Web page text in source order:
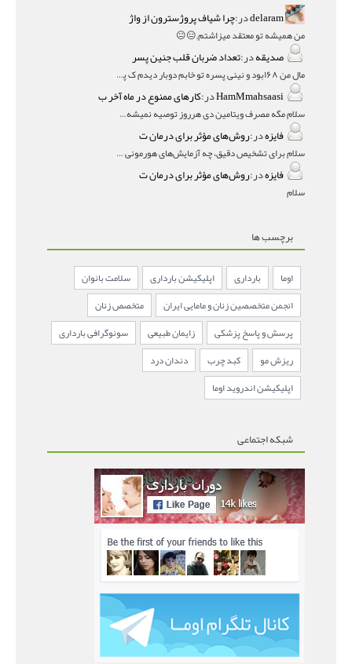
delaramدر:چرا شیاف پروژسترون از واژ
من همیشه تو معتقد میزاشتم,,😑😐
صدیقهدر:تعداد ضربان قلب جنین پسر
مال من ۱۶۸بود و نینی پسره تو خابم دوبار دیدم ک پسره
HamMmahsaasiدر:کارهای ممنوع در ماه آخر ب
سلام مگه مصرف ویتامین دی هرروز توصیه نمیشه؟درمقاله میگه
فایزهدر:روش‌های مؤثر برای درمان ت
سلام برای تشخیص دقیق، چه آزمایش‌های هورمونی و چه سونوگر
فایزهدر:روش‌های مؤثر برای درمان ت
سلام
برچسب ها
اوما بارداری اپلیکیشن بارداری
سلامت بانوان
انجمن متخصصین زنان و مامایی ایران
متخصص زنان
پرسش و پاسخ پزشکی
زایمان طبیعی
سونوگرافی بارداری
ریزش مو
کبد چرب
دندان درد
اپلیکیشن اندروید اوما
شبکه اجتماعی